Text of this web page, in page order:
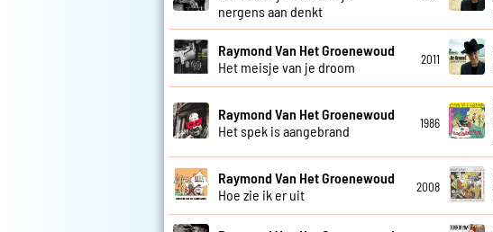
nergens aan denkt
Raymond Van Het Groenewoud
Het meisje van je droom
2011
Raymond Van Het Groenewoud
Het spek is aangebrand
1986
Raymond Van Het Groenewoud
Hoe zie ik er uit
2008